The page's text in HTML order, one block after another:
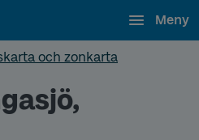
Meny
och zonkarta